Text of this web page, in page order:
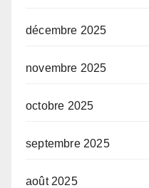
décembre 2025
novembre 2025
octobre 2025
septembre 2025
août 2025